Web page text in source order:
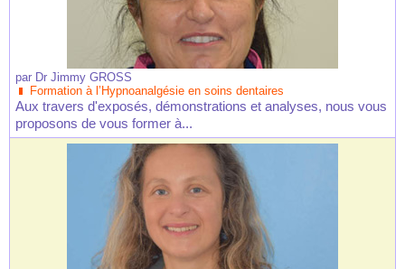
par Dr Jimmy GROSS
Formation à l’Hypnoanalgésie en soins dentaires
Aux travers d'exposés, démonstrations et analyses, nous vous
proposons de vous former à...